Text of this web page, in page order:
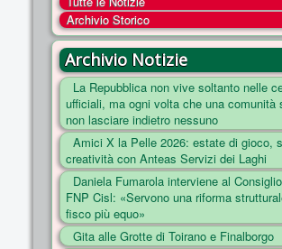
COSA FACCIAMO
ENTI
NOTIZIE
ESSENZIALI
MAPPA DEL SITO
CONVENZIONI
FOTO
SOCIAL
Archivio Storico
Archivio Notizie
La Repubblica non vive soltanto nelle
ufficiali, ma ogni volta che una comunità
non lasciare indietro nessuno
Amici X la Pelle 2026: estate di gioco,
creatività con Anteas Servizi dei Laghi
Daniela Fumarola interviene al
FNP Cisl: «Servono una riforma
fisco più equo»
Gita alle Grotte di Toirano e Finalborgo